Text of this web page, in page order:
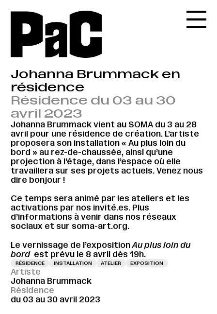
Johanna Brummack en
résidence
Résidence du 03 au 30
avril 2023
Johanna Brummack vient au SOMA du 3 au 28
avril pour une résidence de création. L’artiste
proposera son installation « Au plus loin du
bord » au rez-de-chaussée, ainsi qu’une
projection à l’étage, dans l’espace où elle
travaillera sur ses projets actuels. Venez nous
dire bonjour !
Ce temps sera animé par les ateliers et les
activations par nos invité.es. Plus
d’informations à venir dans nos réseaux
sociaux et sur soma-art.org.
Le vernissage de l’expositionAu plus loin du
bord est prévu le 8 avril dès 19h.
RÉSIDENCE INSTALLATION ATELIER EXPOSITION
Artiste
Johanna Brummack
Résidence
du 03 au 30 avril 2023